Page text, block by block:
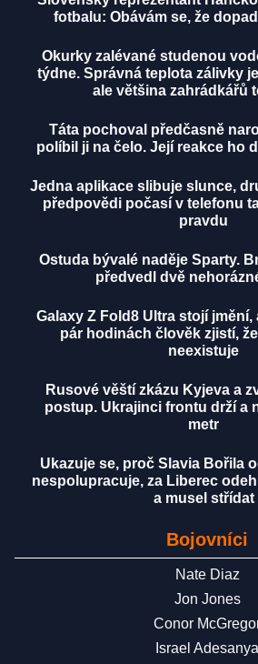
fotbalu: Obávám se, že
Okurky zalévané studenou
týdne. Správná teplota zálivky je
ale většina zahrádkářů
Táta pochoval předčasně
políbil ji na čelo. Její reakce ho
Jedna aplikace slibuje slunce,
předpovědi počasí v telefonu
pravdu
Ostuda bývalé naděje Sparty.
předvedl dvě
Galaxy Z Fold8 Ultra stojí jmění,
pár hodinách člověk zjistí,
neexistuje
Rusové věští zkázu Kyjeva a
postup. Ukrajinci frontu drží a
metr
Ukazuje se, proč Slavia Bořila
nespolupracuje, za Liberec
a musel střídat
Bojovníci
Nate Diaz
Jon Jones
Conor
Israel Adesanya